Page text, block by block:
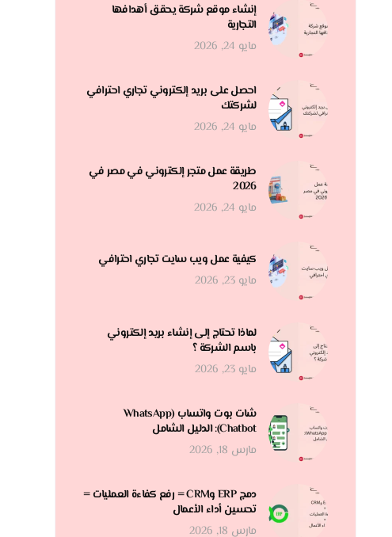
إنشاء موقع شركة يحقق أهدافها
التجارية
مايو 24, 2026
احصل على بريد إلكتروني تجاري احترافي
لشركتك
مايو 24, 2026
طريقة عمل متجر إلكتروني في مصر في
2026
مايو 24, 2026
كيفية عمل ويب سايت تجاري احترافي
مايو 23, 2026
لماذا تحتاج إلى إنشاء بريد إلكتروني
باسم الشركة ؟
مايو 23, 2026
شات بوت واتساب (WhatsApp
Chatbot): الدليل الشامل
مارس 18, 2026
دمج ERP وCRM = رفع كفاءة العمليات =
تحسين أداء الأعمال
مارس 18, 2026